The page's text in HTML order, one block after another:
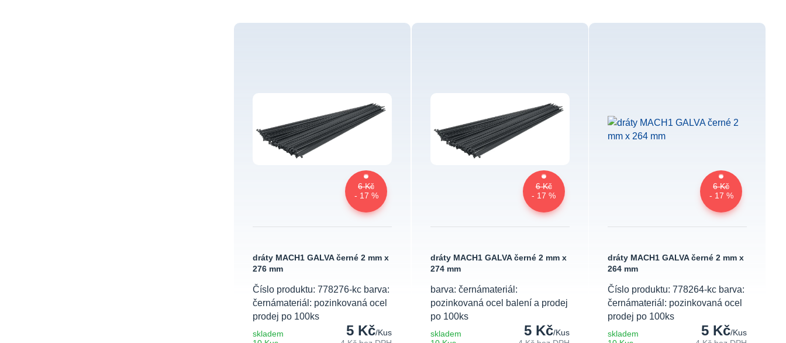
6 Kč
- 17 %
dráty MACH1 GALVA černé 2 mm x
276 mm
Číslo produktu: 778276-kc barva:
černámateriál: pozinkovaná ocel
prodej po 100ks
5 Kč/Kus
skladem
6 Kč
- 17 %
dráty MACH1 GALVA černé 2 mm x
274 mm
barva: černámateriál:
pozinkovaná ocel balení a prodej
po 100ks
5 Kč/Kus
skladem
6 Kč
- 17 %
dráty MACH1 GALVA černé 2 mm x
264 mm
Číslo produktu: 778264-kc barva:
černámateriál: pozinkovaná ocel
prodej po 100ks
5 Kč/Kus
skladem